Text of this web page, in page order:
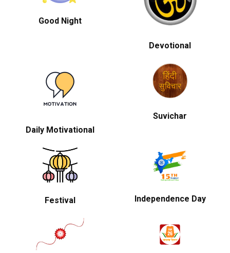
Good Night
Devotional
Daily Motivational
Suvichar
Festival Independence Day